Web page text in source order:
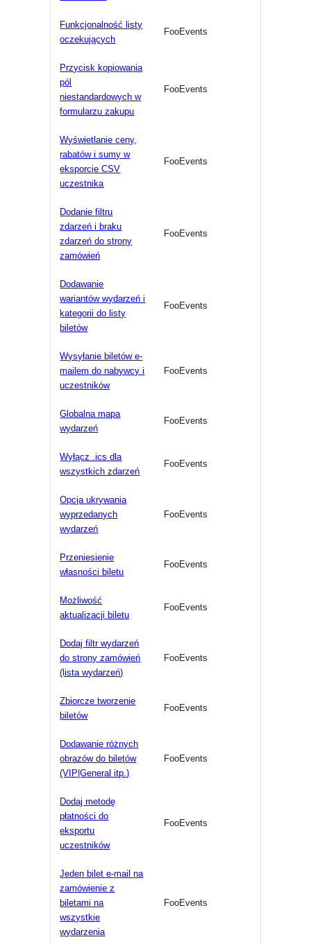
Funkcjonalność listy
oczekujących
FooEvents
Przycisk kopiowania
pól
niestandardowych w
formularzu zakupu
FooEvents
Wyświetlanie ceny,
rabatów i sumy w
eksporcie CSV
uczestnika
FooEvents
Dodanie filtru
zdarzeń i braku
zdarzeń do strony
zamówień
FooEvents
Dodawanie
wariantów wydarzeń i
kategorii do listy
biletów
FooEvents
Wysyłanie biletów e-
mailem do nabywcy i
uczestników
FooEvents
Globalna mapa
wydarzeń
FooEvents
Wyłącz .ics dla
wszystkich zdarzeń
FooEvents
Opcja ukrywania
wyprzedanych
wydarzeń
FooEvents
Przeniesienie
własności biletu
FooEvents
Możliwość
aktualizacji biletu
FooEvents
Dodaj filtr wydarzeń
do strony zamówień
(lista wydarzeń)
FooEvents
Zbiorcze tworzenie
biletów
FooEvents
Dodawanie różnych
obrazów do biletów
(VIP|General itp.)
FooEvents
Dodaj metodę
płatności do
eksportu
uczestników
FooEvents
Jeden bilet e-mail na
zamówienie z
biletami na
wszystkie
wydarzenia
FooEvents